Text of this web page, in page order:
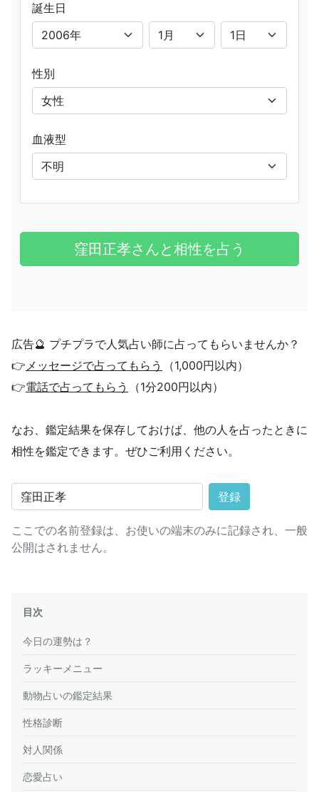
誕生日
性別
血液型
広告🔮 プチプラで人気占い師に占ってもらいませんか？
👉メッセージで占ってもらう
（1,000円以内）
👉電話で占ってもらう （1分200円以内）
なお、鑑定結果を保存しておけば、他の人を占ったときに
相性を鑑定できます。ぜひご利用ください。
登録
ここでの名前登録は、お使いの端末のみに記録され、一般
公開はされません。
目次
今日の運勢は？
ラッキーメニュー
動物占いの鑑定結果
性格診断
対人関係
恋愛占い